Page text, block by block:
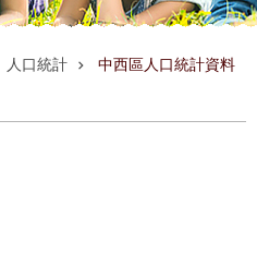
人口統計 中西區人口統計資料